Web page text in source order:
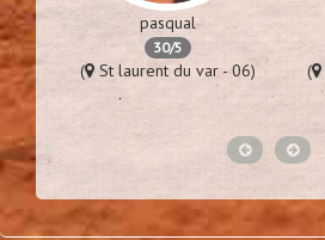
- 94)
pasqual
30/5
( St laurent du var - 06) (